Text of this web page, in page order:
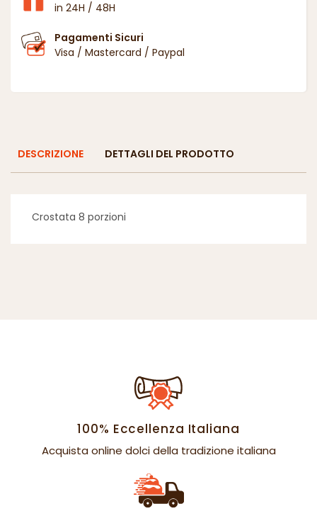
in 24H / 48H
Pagamenti Sicuri
Visa / Mastercard / Paypal
DESCRIZIONE DETTAGLI DEL PRODOTTO
Crostata 8 porzioni
100% Eccellenza Italiana
Acquista online dolci della tradizione italiana